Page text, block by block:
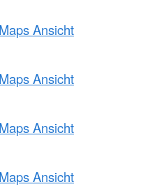
Ansicht
Ansicht
Ansicht
Ansicht